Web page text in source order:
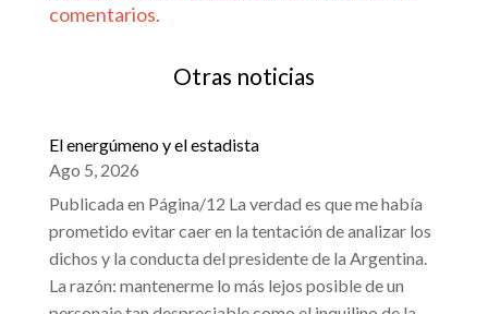
comentarios.
Otras noticias
El energúmeno y el estadista
Ago 5, 2026
Publicada en Página/12 La verdad es que me había
prometido evitar caer en la tentación de analizar los
dichos y la conducta del presidente de la Argentina.
La razón: mantenerme lo más lejos posible de un